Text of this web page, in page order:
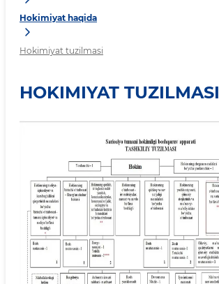
Hokimiyat haqida
Hokimiyat tuzilmasi
HOKIMIYAT TUZILMASI